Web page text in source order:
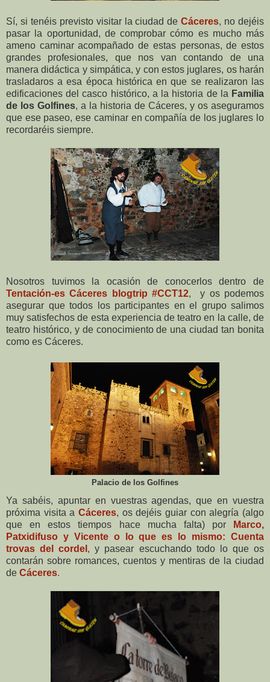
Sí, si tenéis previsto visitar la ciudad deCáceres, no dejéis
pasar la oportunidad, de comprobar cómo es mucho más
ameno caminar acompañado de estas personas, de estos
grandes profesionales, que nos van contando de una
manera didáctica y simpática, y con estos juglares, os harán
trasladaros a esa época histórica en que se realizaron las
edificaciones del casco histórico, a la historia de la Familia
de los Golfines, a la historia de Cáceres, y os aseguramos
que ese paseo, ese caminar en compañía de los juglares lo
recordaréis siempre.
Nosotros tuvimos la ocasión de conocerlos dentro de
Tentación-es Cáceres blogtrip #CCT12, y os podemos
asegurar que todos los participantes en el grupo salimos
muy satisfechos de esta experiencia de teatro en la calle, de
teatro histórico, y de conocimiento de una ciudad tan bonita
como es Cáceres.
Palacio de los Golfines
Ya sabéis, apuntar en vuestras agendas, que en vuestra
próxima visita a Cáceres, os dejéis guiar con alegría (algo
que en estos tiempos hace mucha falta) por
Marco,
Patxidifuso y Vicente o lo que es lo mismo: Cuenta
trovas del cordel , y pasear escuchando todo lo que os
contarán sobre romances, cuentos y mentiras de la ciudad
de Cáceres.